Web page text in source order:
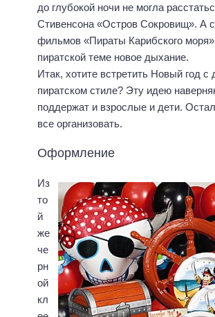
до глубокой ночи не могла
Стивенсона «Остров Сокровищ». А
фильмов «Пираты Карибского
пиратской теме новое дыхание.
Итак, хотите встретить Новый год с
пиратском стиле? Эту идею
поддержат и взрослые и дети.
все организовать.
Оформление
Из
то
й
же
че
рн
ой
кл